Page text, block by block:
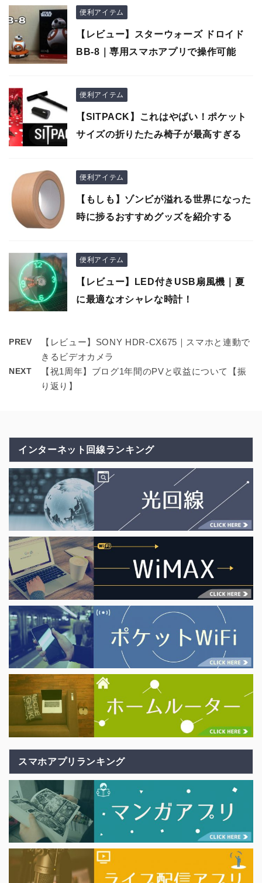
便利アイテム
【レビュー】スターウォーズ ドロイド
BB-8｜専用スマホアプリで操作可能
便利アイテム
【SITPACK】これはやばい！ポケット
サイズの折りたたみ椅子が最高すぎる
便利アイテム
【もしも】ゾンビが溢れる世界になった
時に捗るおすすめグッズを紹介する
便利アイテム
【レビュー】LED付きUSB扇風機｜夏
に最適なオシャレな時計！
PREV
【レビュー】SONY HDR-CX675｜スマホと連動で
きるビデオカメラ
NEXT
【祝1周年】ブログ1年間のPVと収益について【振
り返り】
インターネット回線ランキング
スマホアプリランキング